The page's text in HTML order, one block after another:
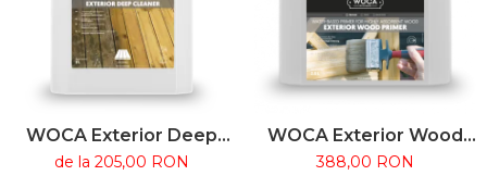
WOCA Exterior Deep
Cleaner – Curățător
intensiv pentru lemn de
de la 205,00 RON
WOCA Exterior Wood
Primer 2.5L – Grund pe
bază de apă pentru
388,00 RON